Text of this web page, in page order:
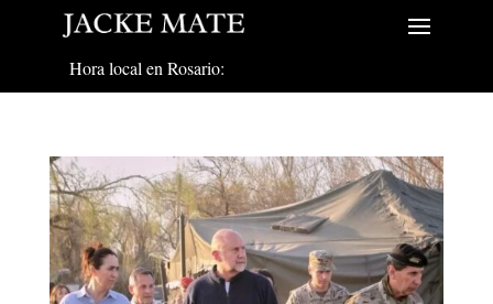
Hora local en Rosario: